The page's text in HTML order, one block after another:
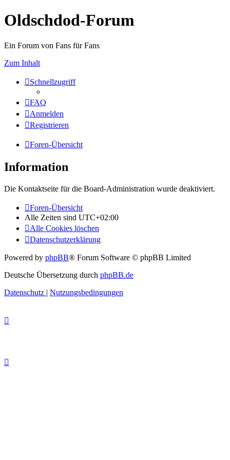
Oldschdod-Forum
Ein Forum von Fans für Fans
Zum Inhalt
Schnellzugriff
FAQ
Anmelden
Registrieren
Foren-Übersicht
Information
Die Kontaktseite für die Board-Administration wurde deaktiviert.
Foren-Übersicht
Alle Zeiten sind UTC+02:00
Alle Cookies löschen
Datenschutzerklärung
Powered by phpBB® Forum Software © phpBB Limited
Deutsche Übersetzung durch phpBB.de
Datenschutz | Nutzungsbedingungen